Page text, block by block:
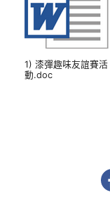
1) 漆彈趣味友誼賽活
動.doc